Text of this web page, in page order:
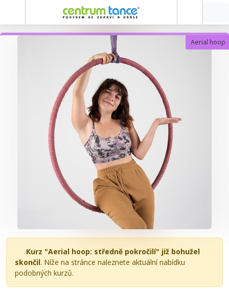
Aerial hoop
Kurz "Aerial hoop: středně pokročilí" již bohužel
skončil. Níže na stránce naleznete aktuální nabídku
podobných kurzů.